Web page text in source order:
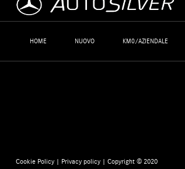
HOME NUOVO KM0/AZIENDALE
Cookie Policy | Privacy policy| Copyright © 2020